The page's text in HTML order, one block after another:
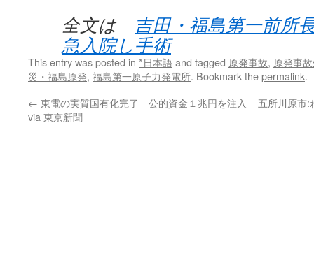
全文は 吉田・福島第一前所
急入院し手術
This entry was posted in *日本語and tagged 原発事故, 原発事
災・福島原発, 福島第一原子力発電所. Bookmark thepermalink.
← 東電の実質国有化完了 公的資金１兆円を注入
via 東京新聞
五所川原市: